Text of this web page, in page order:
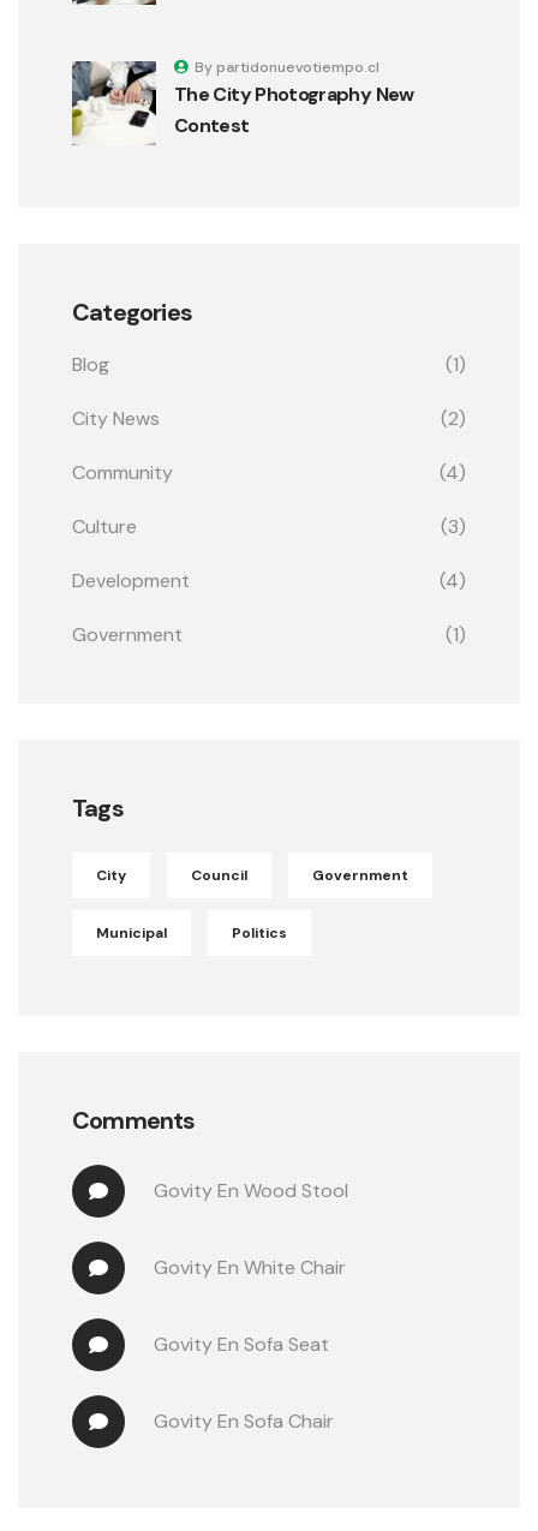
The City Photography New
Contest
By partidonuevotiempo.cl
Categories
Blog (1)
City News (2)
Community (4)
Culture (3)
Development (4)
Government (1)
Tags
City Council Government
Municipal Politics
Comments
Govity En Wood Stool
Govity En White Chair
Govity En Sofa Seat
Govity En Sofa Chair